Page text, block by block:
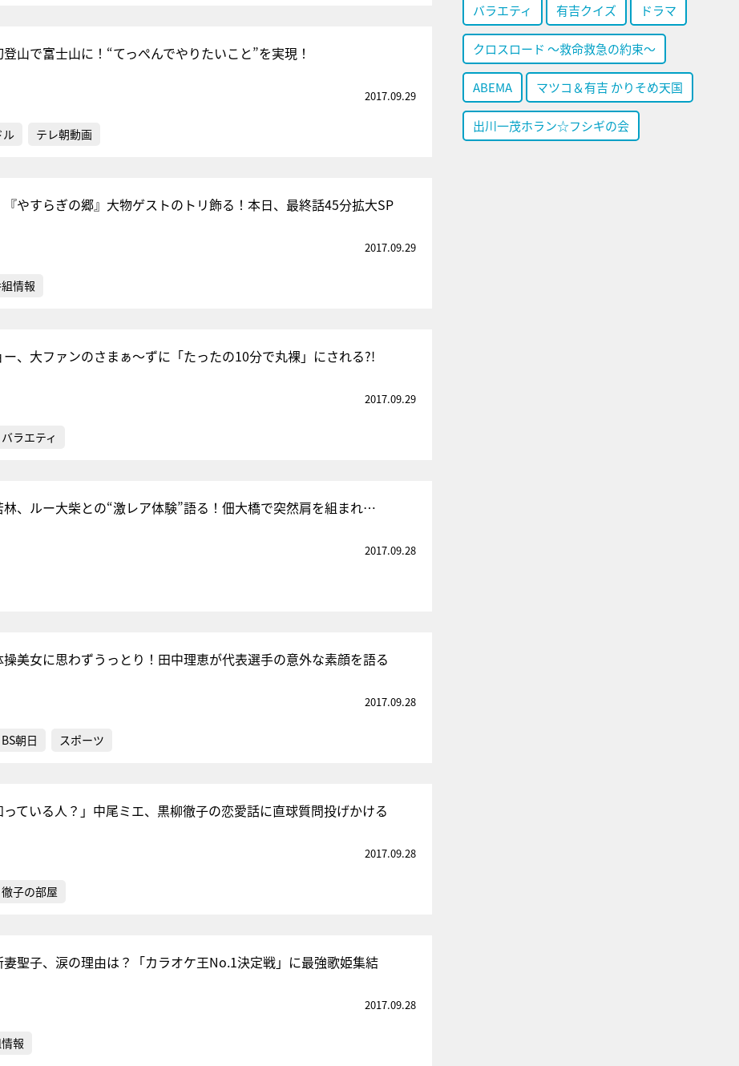
山で富士山に！“てっぺんでやりたいこと”を実現！
2017.09.29
ル テレ朝動画
やすらぎの郷』大物ゲストのトリ飾る！本日、最終話45分拡大SP
2017.09.29
情報
、大ファンのさまぁ〜ずに「たったの10分で丸裸」にされる?!
2017.09.29
バラエティ
林、ルー大柴との“激レア体験”語る！佃大橋で突然肩を組まれ…
2017.09.28
美女に思わずうっとり！田中理恵が代表選手の意外な素顔を語る
2017.09.28
BS朝日 スポーツ
っている人？」中尾ミエ、黒柳徹子の恋愛話に直球質問投げかける
2017.09.28
徹子の部屋
聖子、涙の理由は？「カラオケ王No.1決定戦」に最強歌姫集結
2017.09.28
報
バラエティ 有吉クイズ ドラマ
クロスロード ～救命救急の約束～
ABEMA マツコ＆有吉 かりそめ天国
出川一茂ホラン☆フシギの会